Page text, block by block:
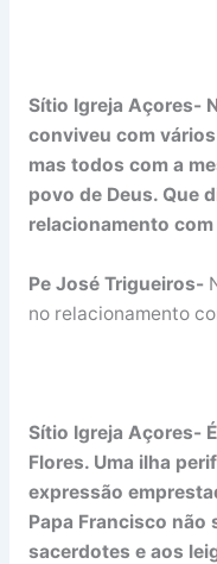
Sítio Igreja Açores-
conviveu com
mas todos com a
povo de Deus. Que
relacionamento
Pe José Trigueiros-
no relacionamento
Sítio Igreja Açores-
Flores. Uma ilha
expressão
Papa Francisco não
sacerdotes e aos